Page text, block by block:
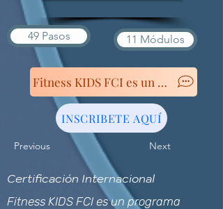
49 Pasos 11 Módulos
Fitness KIDS FCI es un programa
INSCRIBETE AQUÍ
Previous Next
Certificación Internacional
Fitness KIDS FCI es un programa